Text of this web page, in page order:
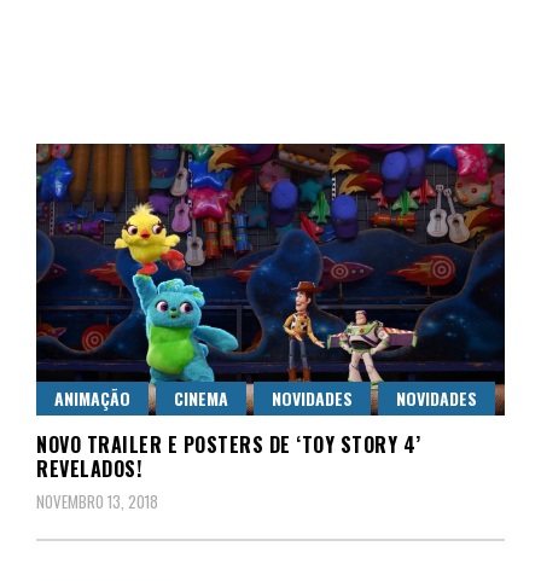
Central Comics
ANIMAÇÃO CINEMA NOVIDADES NOVIDADES
NOVO TRAILER E POSTERS DE ‘TOY STORY 4’
REVELADOS!
NOVEMBRO 13, 2018